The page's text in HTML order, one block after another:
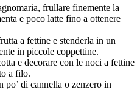
frullare finemente la
e poco latte fino a ottenere
a fettine e stenderla in un
in piccole coppettine.
e decorare con le noci a fettine
a filo.
po’ di cannella o zenzero in